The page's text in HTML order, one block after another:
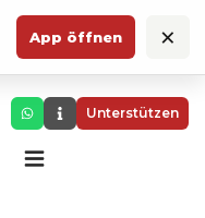
App öffnen ×
Unterstützen